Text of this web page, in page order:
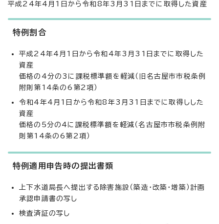
平成24年4月1日から令和8年3月31日までに取得した資産
特例割合
平成24年4月1日から令和4年3月31日までに取得した
資産
価格の4分の3に課税標準額を軽減（旧名古屋市市税条例
附則第14条の6第2項）
令和4年4月1日から令和8年3月31日までに取得しした
資産
価格の5分の4に課税標準額を軽減（名古屋市市税条例附
則第14条の6第2項）
特例適用申告時の提出書類
上下水道局長へ提出する除害施設（築造・改築・増築）計画
承認申請書の写し
検査済証の写し